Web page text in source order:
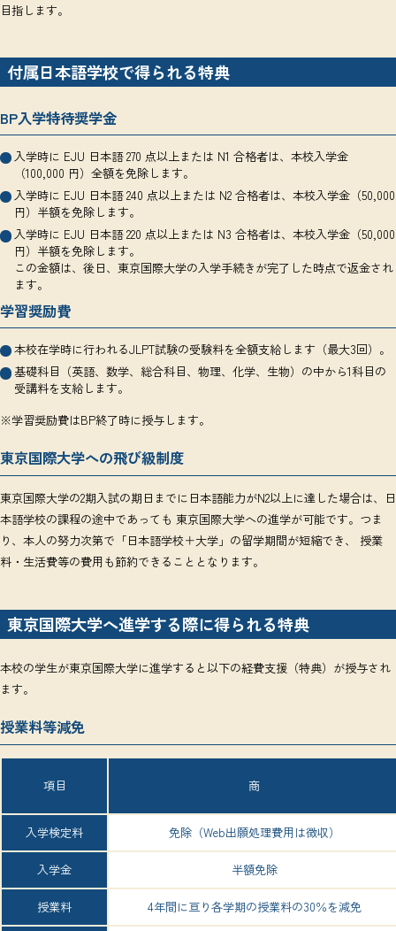
目指します。
付属日本語学校で得られる特典
BP入学特待奨学金
入学時に EJU 日本語 270 点以上または N1 合格者は、本校入学金
（100,000 円）全額を免除します。
入学時に EJU 日本語 240 点以上または N2 合格者は、本校入学金（50,000
円）半額を免除します。
入学時に EJU 日本語 220 点以上または N3 合格者は、本校入学金（50,000
円）半額を免除します。
この金額は、後日、東京国際大学の入学手続きが完了した時点で返金され
ます。
学習奨励費
本校在学時に行われるJLPT試験の受験料を全額支給します（最大3回）。
基礎科目（英語、数学、総合科目、物理、化学、生物）の中から1科目の
受講料を支給します。
※学習奨励費はBP終了時に授与します。
東京国際大学への飛び級制度
東京国際大学の2期入試の期日までに日本語能力がN2以上に達した場合は、日
本語学校の課程の途中であっても 東京国際大学への進学が可能です。つま
り、本人の努力次第で「日本語学校＋大学」の留学期間が短縮でき、 授業
料・生活費等の費用も節約できることとなります。
東京国際大学へ進学する際に得られる特典
本校の学生が東京国際大学に進学すると以下の経費支援（特典）が授与され
ます。
授業料等減免
項目 商
入学検定料 免除（Web出願処理費用は徴収）
入学金 半額免除
授業料 4年間に亘り各学期の授業料の30％を減免